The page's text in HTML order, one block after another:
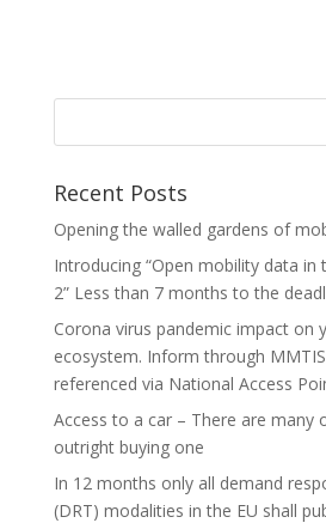
Recent Posts
Opening the walled gardens of
Introducing “Open mobility data in
2” Less than 7 months to the
Corona virus pandemic impact on
ecosystem. Inform through
referenced via National Access
Access to a car – There are many
outright buying one
In 12 months only all demand
(DRT) modalities in the EU shall